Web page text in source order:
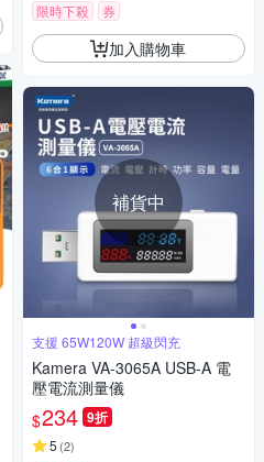
限時下殺 券
加入購物車
補貨中
支援 65W120W 超級閃充
Kamera VA-3065A USB-A 電
壓電流測量儀
$234 9折
5 (2)